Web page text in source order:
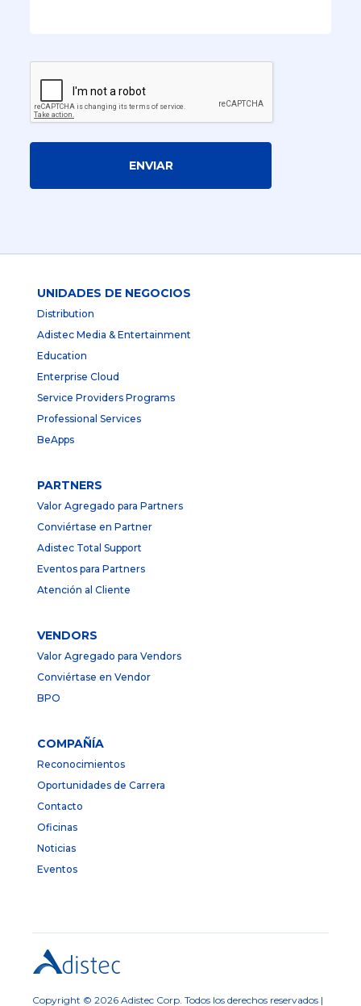
ENVIAR
UNIDADES DE NEGOCIOS
Distribution
Adistec Media & Entertainment
Education
Enterprise Cloud
Service Providers Programs
Professional Services
BeApps
PARTNERS
Valor Agregado para Partners
Conviértase en Partner
Adistec Total Support
Eventos para Partners
Atención al Cliente
VENDORS
Valor Agregado para Vendors
Conviértase en Vendor
BPO
COMPAÑÍA
Reconocimientos
Oportunidades de Carrera
Contacto
Oficinas
Noticias
Eventos
Copyright © 2026 Adistec Corp. Todos los derechos reservados |